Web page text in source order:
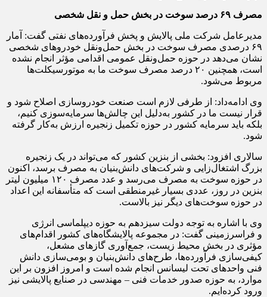
مصرف ۶۹ درصد سوخت در بخش حمل‌ و نقل شخصی
مدیرعامل شرکت ملی پالایش و پخش فرآورده‌های نفتی گفت: آمار
۶۹ درصدی مصرف سوخت در بخش حمل‌ونقل خودروهای شخصی
نشان می‌دهد در حوزه حمل‌ونقل عمومی اقدامی مؤثر انجام نشده
است، همچنین ۲۰ درصد مصرف سوخت ما به موتورسیکلت‌ها
مربوط می‌شود.
وی ادامه‌داد: از طرفی لازم است صنعت خودروسازی اصلاح شود و
قرار نیست ما در کشور به‌دلیل این چالش‌ها سرمایه‌سوزی کنیم،
بلکه باید سرمایه کشور در حوزه تکمیل زنجیره ارزش به‌کار گرفته
شود.
سالاری افزود: بخشی از بنزین کشور که می‌تواند در یک زنجیره
بزرگ اشتغال‌زایی و شرکت‌های دانش‌بنیان به مصرف برسد، اکنون
در حوزه سوخت به مصرف می‌رسد و عدد مصرف ۱۲۰ میلیون لیتر
بنزین در روز، عددی بسیار غیرمنطقی است که متأسفانه این اعداد
در حوزه سوخت‌های دیگر نیز بالاست.
وی با اشاره به توجه دولت سیزدهم به حوزه دیپلماسی انرژی
و فراسرزمینی گفت: در مجموعه پالایشگاه‌های کشور اقدام‌های
مؤثری در بخش محیط زیست، جمع‌آوری گازهای مشعل،
کیفی‌سازی فرآورده‌ها، طرح‌های دانش‌بنیان و بومی‌سازی دانش
فنی واحدهای تحت لیسانس انجام شده است و امروز افزون بر این
موارد، به حوزه صدور خدمات فنی – مهندسی در صنایع پالایشی نیز
ورود کرده‌ایم.